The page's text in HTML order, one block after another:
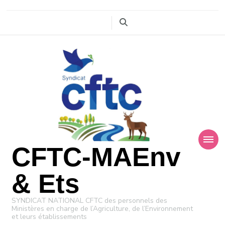
CFTC-MAEnv
& Ets
SYNDICAT NATIONAL CFTC des personnels des
Ministères en charge de l’Agriculture, de l’Environnement
et leurs établissements